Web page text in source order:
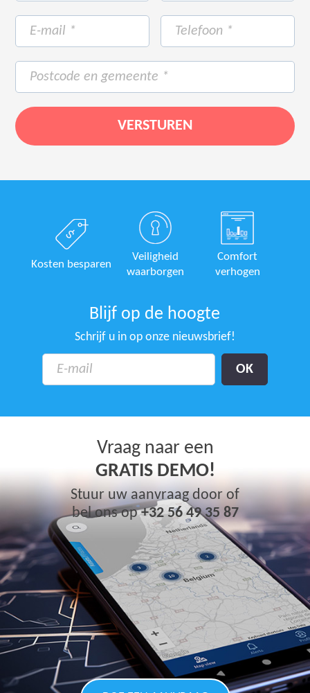
Kosten besparen
Veiligheid
waarborgen
Comfort
verhogen
Blijf op de hoogte
Schrijf u in op onze nieuwsbrief!
Vraag naar een
GRATIS DEMO!
Stuur uw aanvraag door of
bel ons op+32 56 49 35 87